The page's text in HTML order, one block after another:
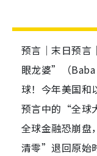
预言｜末日预言
眼龙婆”（Baba
球！今年美国和
预言中的“全球
全球金融恐崩盘
清零”退回原始